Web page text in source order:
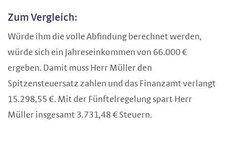
Zum Vergleich:
Würde ihm die volle Abfindung berechnet werden,
würde sich ein Jahreseinkommen von 66.000 €
ergeben. Damit muss Herr Müller den
Spitzensteuersatz zahlen und das Finanzamt verlangt
15.298,55 €. Mit der Fünftelregelung spart Herr
Müller insgesamt 3.731,48 € Steuern.